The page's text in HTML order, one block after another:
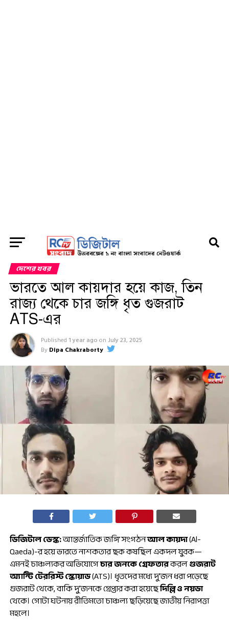
দেশের খবর
ভারতে আল কায়দার হয়ে কাজ, তিন
রাজ্য থেকে চার জঙ্গি ধৃত গুজরাট
ATS-এর
Published 1 year ago on July 23, 2025
By Dipa Chakraborty
ডিজিটাল ডেস্ক:আন্তর্জাতিক জঙ্গি সংগঠনআল কায়দা(Al-
Qaeda)-র হয়ে ভারতে নাশকতার ছক কষছিল একদল যুবক—
এমনই চাঞ্চল্যকর অভিযোগেচার জনকে গ্রেফতারকরলগুজরাট
অ্যান্টি টেররিস্ট স্কোয়াড(ATS)। ধৃতদের মধ্যে দু’জন ধরা পড়েছে
গুজরাট থেকে, বাকি দু’জনকে গ্রেপ্তার করা হয়েছেদিল্লি ও নয়ডা
থেকে। গোটা ঘটনায় রীতিমতো চাঞ্চল্য ছড়িয়েছে জাতীয় নিরাপত্তা
মহলে।